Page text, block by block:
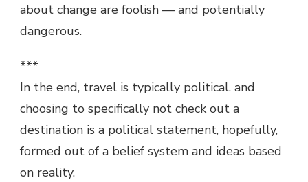
about change are foolish — and potentially
dangerous.
***
In the end, travel is typically political. and
choosing to specifically not check out a
destination is a political statement, hopefully,
formed out of a belief system and ideas based
on reality.